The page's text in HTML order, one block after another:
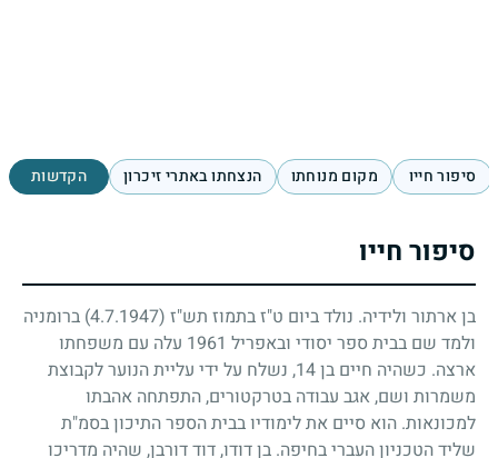
סיפור חייו מקום מנוחתו הנצחתו באתרי זיכרון הקדשות
סיפור חייו
בן ארתור ולידיה. נולד ביום ט"ז בתמוז תש"ז (4.7.1947)
ברומניה
ולמד שם בבית ספר יסודי ובאפריל 1961 עלה עם משפחתו
ארצה. כשהיה חיים בן14, נשלח על ידי עליית הנוער לקבוצת
משמרות ושם, אגב עבודה בטרקטורים, התפתחה אהבתו
למכונאות. הוא סיים את לימודיו בבית הספר התיכון בסמ"ת
שליד הטכניון העברי בחיפה. בן דודו, דוד דורבן, שהיה מדריכו